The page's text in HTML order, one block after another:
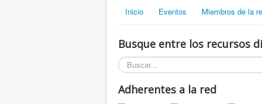
Inicio Eventos Miembros de la
Busque entre los recursos
Buscar...
Adherentes a la red